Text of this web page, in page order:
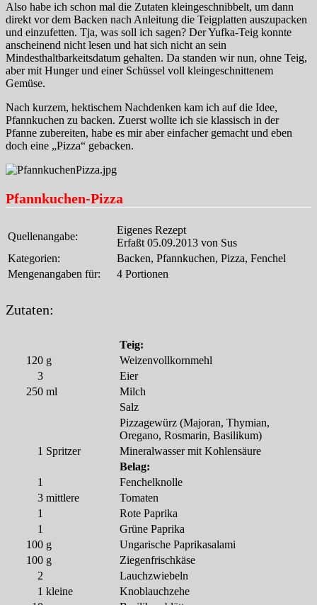
Also habe ich schon mal die Zutaten kleingeschnibbelt, um dann
direkt vor dem Backen nach Anleitung die Teigplatten auszupacken
und einzufetten. Tja, was soll ich sagen? Der Yufka-Teig konnte
anscheinend nicht lesen und hat sich nicht an sein
Mindesthaltbarkeitsdatum gehalten. Da standen wir nun, ohne Teig,
aber mit Hunger und einer Schüssel voll kleingeschnittenem
Gemüse.
Nach kurzem, hektischem Nachdenken kam ich auf die Idee,
Pfannkuchen zu backen. Zuerst wollte ich sie klassisch in der
Pfanne zubereiten, habe es mir aber einfacher gemacht und eben
doch eine „Pizza“ gebacken.
Pfannkuchen-Pizza
Quellenangabe:
Eigenes Rezept
Erfaßt 05.09.2013 von Sus
Kategorien:
Backen, Pfannkuchen, Pizza, Fenchel
Mengenangaben für:
4 Portionen
Zutaten:
Teig:
120 g
Weizenvollkornmehl
3
Eier
250 ml
Milch
Salz
Pizzagewürz (Majoran, Thymian,
Oregano, Rosmarin, Basilikum)
1 Spritzer
Mineralwasser mit Kohlensäure
Belag:
1
Fenchelknolle
3 mittlere
Tomaten
1
Rote Paprika
1
Grüne Paprika
100 g
Ungarische Paprikasalami
100 g
Ziegenfrischkäse
2
Lauchzwiebeln
1 kleine
Knoblauchzehe